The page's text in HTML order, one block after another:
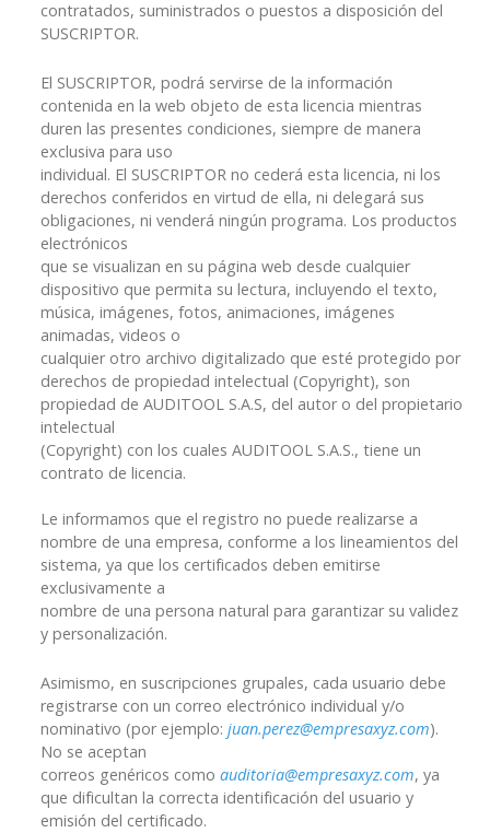
contratados, suministrados o puestos a disposición del
SUSCRIPTOR.
El SUSCRIPTOR, podrá servirse de la información
contenida en la web objeto de esta licencia mientras
duren las presentes condiciones, siempre de manera
exclusiva para uso
individual. El SUSCRIPTOR no cederá esta licencia, ni los
derechos conferidos en virtud de ella, ni delegará sus
obligaciones, ni venderá ningún programa. Los productos
electrónicos
que se visualizan en su página web desde cualquier
dispositivo que permita su lectura, incluyendo el texto,
música, imágenes, fotos, animaciones, imágenes
animadas, videos o
cualquier otro archivo digitalizado que esté protegido por
derechos de propiedad intelectual (Copyright), son
propiedad de AUDITOOL S.A.S, del autor o del propietario
intelectual
(Copyright) con los cuales AUDITOOL S.A.S., tiene un
contrato de licencia.
Le informamos que el registro no puede realizarse a
nombre de una empresa, conforme a los lineamientos del
sistema, ya que los certificados deben emitirse
exclusivamente a
nombre de una persona natural para garantizar su validez
y personalización.
Asimismo, en suscripciones grupales, cada usuario debe
registrarse con un correo electrónico individual y/o
nominativo (por ejemplo: juan.perez@empresaxyz.com).
No se aceptan
correos genéricos como auditoria@empresaxyz.com, ya
que dificultan la correcta identificación del usuario y
emisión del certificado.